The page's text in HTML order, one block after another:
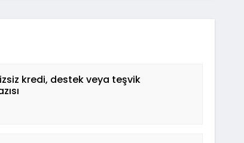
kredi, destek veya teşvik